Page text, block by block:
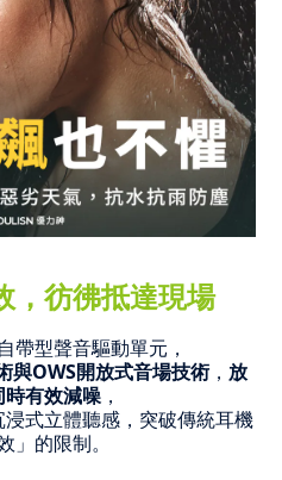
彷彿抵達現場
帶型聲音驅動單元，
與OWS開放式音場技術， 放
時有效減噪 ，
式立體聽感，突破傳統耳機
」的限制。